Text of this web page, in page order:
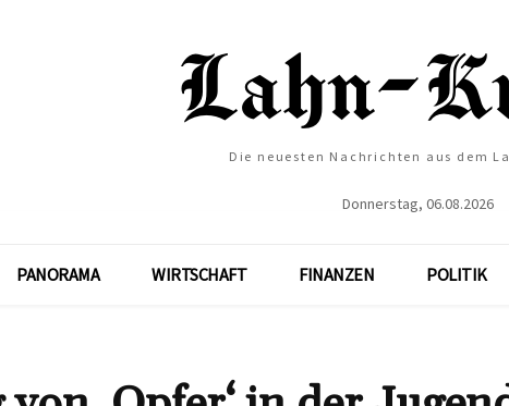
Die neuesten Nachrichten aus dem
Donnerstag, 06.08.2026
PANORAMA WIRTSCHAFT FINANZEN POLITIK